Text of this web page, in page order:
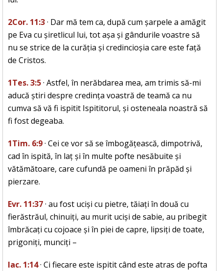
2Cor. 11:3· Dar mă tem ca, după cum șarpele a amăgit
pe Eva cu șiretlicul lui, tot așa și gândurile voastre să
nu se strice de la curăția și credincioșia care este față
de Cristos.
1Tes. 3:5· Astfel, în nerăbdarea mea, am trimis să-mi
aducă știri despre credința voastră de teamă ca nu
cumva să vă fi ispitit Ispititorul, și osteneala noastră să
fi fost degeaba.
1Tim. 6:9· Cei ce vor să se îmbogățească, dimpotrivă,
cad în ispită, în laț și în multe pofte nesăbuite și
vătămătoare, care cufundă pe oameni în prăpăd și
pierzare.
Evr. 11:37· au fost uciși cu pietre, tăiați în două cu
fierăstrăul, chinuiți, au murit uciși de sabie, au pribegit
îmbrăcați cu cojoace și în piei de capre, lipsiți de toate,
prigoniți, munciți –
Iac. 1:14· Ci fiecare este ispitit când este atras de pofta